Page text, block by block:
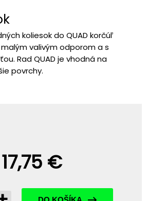
koliesok do QUAD korčúľ
valivým odporom a s
Rad QUAD je vhodná na
povrchy.
17,75 €